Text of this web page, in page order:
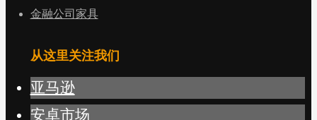
金融公司家具
从这里关注我们
亚马逊
安卓市场